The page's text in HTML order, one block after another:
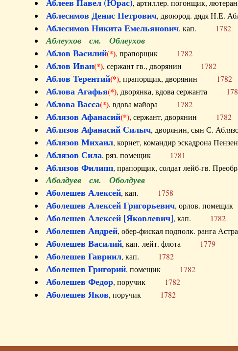
, артиллер. погонщик,
Аблесимов Денис Петрович, двоюрод. дядя Н.Е.
Аблесимов Никита Емельянович, кап. 1782
Аблеухов см. Облеухов
Аблов Василий(*), прапорщик 1782
Аблов Иван(*), сержант гв., дворянин 1782
Аблов Терентий(*), прапорщик, дворянин 1782
Аблова Агафья(*), дворянка, вдова сержанта
Аблова Васса(*), вдова майора 1782
Аблязов Афанасий(*), сержант, дворянин 1782
Аблязов Афанасий Силыч, дворянин, сын С.
Аблязов Михаил, корнет, командир эскадрона
Аблязов Сила, ряз. помещик 1781
Аблязов Филипп, прапорщик, солдат лейб-гв.
Аболдуев см. Оболдуев
Аболешев Алексей, кап. 1758
Аболешев Алексей Григорьевич, орлов.
Аболешев Алексей [Яковлевич], кап. 1782
Аболешев Андрей, обер-фискал подполк. ранга
Аболешев Василий, кап.-лейт. флота 1779
Аболешев Гавриил, кап. 1782
Аболешев Григорий, помещик 1782
Аболешев Федор, поручик 1782
Аболешев Яков, поручик 1782